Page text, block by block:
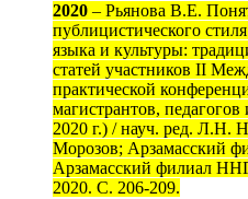
2020 – Рьянова В.Е.
публицистического
языка и культуры:
статей участников II
практической
магистрантов,
2020 г.) / науч. ред. Л.Н.
Морозов; Арзамасский
Арзамасский филиал
2020. С. 206-209.